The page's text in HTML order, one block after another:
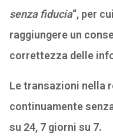
senza fiducia“, per
raggiungere un
correttezza delle
Le transazioni nella
continuamente
su 24, 7 giorni su 7.